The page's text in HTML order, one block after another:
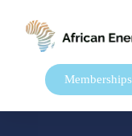
Memberships